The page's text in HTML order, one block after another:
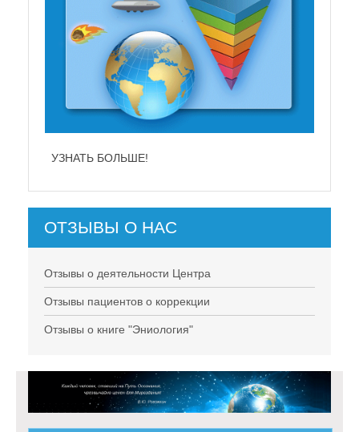
УЗНАТЬ БОЛЬШЕ!
ОТЗЫВЫ О НАС
Отзывы о деятельности Центра
Отзывы пациентов о коррекции
Отзывы о книге "Эниология"